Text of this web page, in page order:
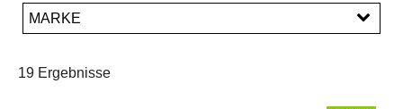
MARKE
19 Ergebnisse